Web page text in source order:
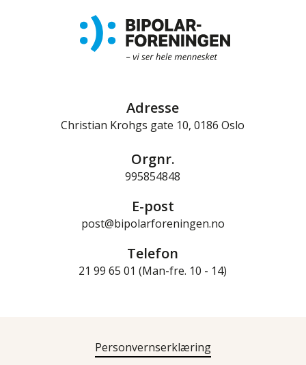
Adresse
Christian Krohgs gate 10, 0186 Oslo
Orgnr.
995854848
E-post
post@bipolarforeningen.no
Telefon
21 99 65 01 (Man-fre. 10 - 14)
Personvernserklæring